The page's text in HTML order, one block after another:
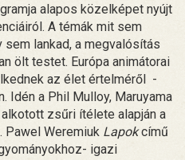
alapos közelképet nyújt
A témák mit sem
lankad, a megvalósítás
ölt testet. Európa animátorai
az élet értelméről -
Idén a Phil Mulloy, Maruyama
zsűri ítélete alapján a
Pawel Weremiuk Lapokcímű
igazi